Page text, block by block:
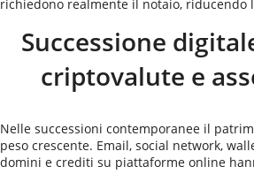
richiedono realmente il notaio, riducendo
Successione
criptovalute e
Nelle successioni contemporanee il
peso crescente. Email, social network,
domini e crediti su piattaforme online